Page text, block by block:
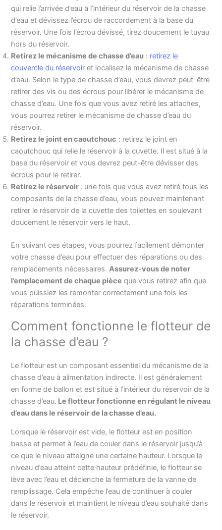
qui relie l’arrivée d’eau à l’intérieur du réservoir de la chasse
d’eau et dévissez l’écrou de raccordement à la base du
réservoir. Une fois l’écrou dévissé, tirez doucement le tuyau
hors du réservoir.
Retirez le mécanisme de chasse d’eau : retirez le
couvercle du réservoir et localisez le mécanisme de chasse
d’eau. Selon le type de chasse d’eau, vous devrez peut-être
retirer des vis ou des écrous pour libérer le mécanisme de
chasse d’eau. Une fois que vous avez retiré les attaches,
vous pourrez retirer le mécanisme de chasse d’eau du
réservoir.
Retirez le joint en caoutchouc : retirez le joint en
caoutchouc qui relie le réservoir à la cuvette. Il est situé à la
base du réservoir et vous devrez peut-être dévisser des
écrous pour le retirer.
Retirez le réservoir : une fois que vous avez retiré tous les
composants de la chasse d’eau, vous pouvez maintenant
retirer le réservoir de la cuvette des toilettes en soulevant
doucement le réservoir vers le haut.
En suivant ces étapes, vous pourrez facilement démonter
votre chasse d’eau pour effectuer des réparations ou des
remplacements nécessaires.Assurez-vous de noter
l’emplacement de chaque pièce que vous retirez afin que
vous puissiez les remonter correctement une fois les
réparations terminées.
Comment fonctionne le flotteur de
la chasse d’eau ?
Le flotteur est un composant essentiel du mécanisme de la
chasse d’eau à alimentation indirecte. Il est généralement
en forme de ballon et est situé à l’intérieur du réservoir de la
chasse d’eau. Le flotteur fonctionne en régulant le niveau
d’eau dans le réservoir de la chasse d’eau.
Lorsque le réservoir est vide, le flotteur est en position
basse et permet à l’eau de couler dans le réservoir jusqu’à
ce que le niveau atteigne une certaine hauteur. Lorsque le
niveau d’eau atteint cette hauteur prédéfinie, le flotteur se
lève avec l’eau et déclenche la fermeture de la vanne de
remplissage. Cela empêche l’eau de continuer à couler
dans le réservoir et maintient le niveau d’eau souhaité dans
le réservoir.